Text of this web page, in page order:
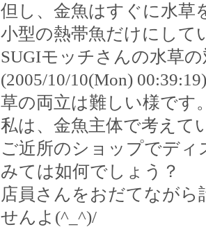
但し、金魚はすぐに水草
小型の熱帯魚だけにして
SUGIモッチさんの水草
(2005/10/10(Mon)
草の両立は難しい様です
私は、金魚主体で考えて
ご近所のショップでデ
みては如何でしょう？
店員さんをおだてなが
せんよ(^_^)/